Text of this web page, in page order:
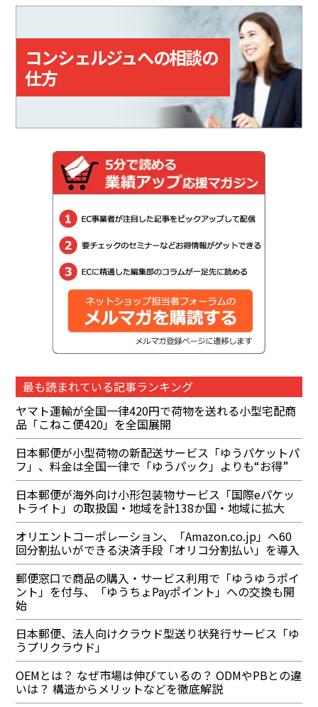
取をサポートする機能も備えてい
コンシェルジュへの相談の
仕方
最も読まれている記事ランキング
ヤマト運輸が全国一律420円で荷物を送れる小型宅配商
品「こねこ便420」を全国展開
日本郵便が小型荷物の新配送サービス「ゆうパケットパ
フ」、料金は全国一律で「ゆうパック」よりも“お得”
日本郵便が海外向け小形包装物サービス「国際eパケッ
トライト」の取扱国・地域を計138か国・地域に拡大
オリエントコーポレーション、「Amazon.co.jp」へ60
回分割払いができる決済手段「オリコ分割払い」を導入
郵便窓口で商品の購入・サービス利用で「ゆうゆうポイ
ント」を付与、「ゆうちょPayポイント」への交換も開
始
日本郵便、法人向けクラウド型送り状発行サービス「ゆ
うプリクラウド」
OEMとは？ なぜ市場は伸びているの？ ODMやPBとの違
いは？ 構造からメリットなどを徹底解説